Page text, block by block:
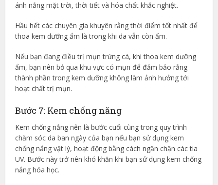
ánh nắng mặt trời, thời tiết và hóa chất khắc nghiệt.
Hầu hết các chuyên gia khuyên rằng thời điểm tốt nhất để
thoa kem dưỡng ẩm là trong khi da vẫn còn ẩm.
Nếu bạn đang điều trị mụn trứng cá, khi thoa kem dưỡng
ẩm, bạn nên bỏ qua khu vực có mụn để đảm bảo rằng
thành phần trong kem dưỡng không làm ảnh hưởng tới
hoạt chất trị mụn.
Bước 7: Kem chống năng
Kem chống nắng nên là bước cuối cùng trong quy trình
chăm sóc da ban ngày của bạn nếu bạn sử dụng kem
chống nắng vật lý, hoạt động bằng cách ngăn chặn các tia
UV. Bước này trở nên khó khăn khi bạn sử dụng kem chống
nắng hóa học.